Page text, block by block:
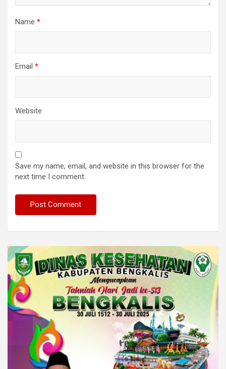
Name *
Email *
Website
Save my name, email, and website in this browser for the
next time I comment.